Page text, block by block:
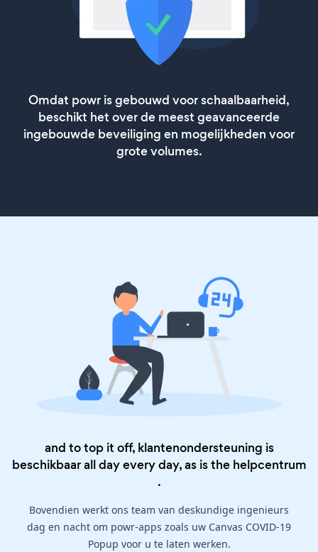
Omdat powr is gebouwd voor schaalbaarheid,
beschikt het over de meest geavanceerde
ingebouwde beveiliging en mogelijkheden voor
grote volumes.
and to top it off, klantenondersteuning is
beschikbaar all day every day, as is the helpcentrum
.
Bovendien werkt ons team van deskundige ingenieurs
dag en nacht om powr-apps zoals uw Canvas COVID-19
Popup voor u te laten werken.